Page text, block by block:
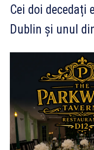
Cei doi decedați
Dublin și unul